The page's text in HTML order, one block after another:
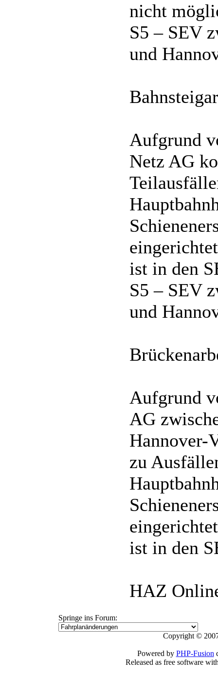
nicht
S5 – SEV
und
Aufgrund
Netz AG
ist in den
S5 – SEV
und
Aufgrund
AG
Hannover-
zu
ist in den
HAZ
Springe ins Forum:
Copyright ©
Powered by PHP-Fusion
Released as free software